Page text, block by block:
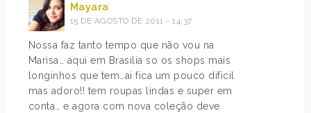
Mayara
15 DE AGOSTO DE 2011 - 14:37
Nossa faz tanto tempo que não vou na
Marisa… aqui em Brasilia so os shops mais
longinhos que tem…ai fica um pouco dificil
mas adoro!! tem roupas lindas e super em
conta… e agora com nova coleção deve